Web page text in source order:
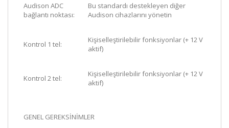
Audison ADC
bağlantı noktası:
Bu standardı destekleyen diğer
Audison cihazlarını yönetin
Kontrol 1 tel:
Kişiselleştirilebilir fonksiyonlar (+ 12 V
aktif)
Kontrol 2 tel:
Kişiselleştirilebilir fonksiyonlar (+ 12 V
aktif)
GENEL GEREKSİNİMLER